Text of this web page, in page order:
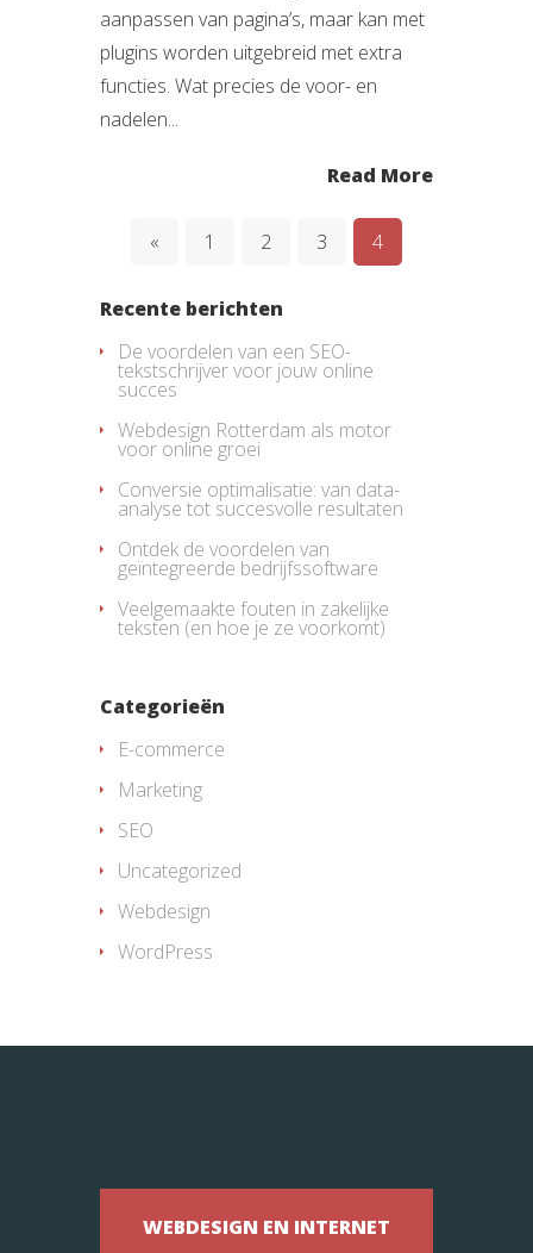
aanpassen van pagina’s, maar kan met
plugins worden uitgebreid met extra
functies. Wat precies de voor- en
nadelen...
Read More
« 1 2 3 4
Recente berichten
De voordelen van een SEO-
tekstschrijver voor jouw online
succes
Webdesign Rotterdam als motor
voor online groei
Conversie optimalisatie: van data-
analyse tot succesvolle resultaten
Ontdek de voordelen van
geïntegreerde bedrijfssoftware
Veelgemaakte fouten in zakelijke
teksten (en hoe je ze voorkomt)
Categorieën
E-commerce
Marketing
SEO
Uncategorized
Webdesign
WordPress
WEBDESIGN EN INTERNET